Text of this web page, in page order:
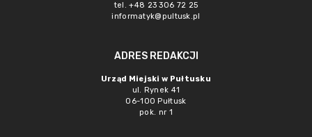
tel. +48 23 306 72 25
informatyk@pultusk.pl
ADRES REDAKCJI
Urząd Miejski w Pułtusku
ul. Rynek 41
06-100 Pułtusk
pok. nr 1